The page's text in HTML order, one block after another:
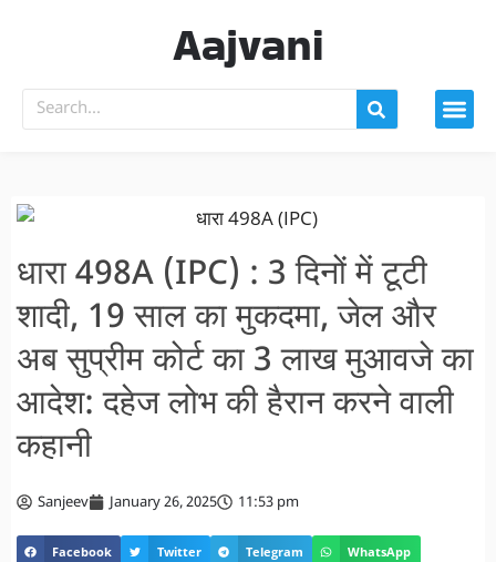
Aajvani
धारा 498A (IPC) : 3 दिनों में टूटी
शादी, 19 साल का मुकदमा, जेल और
अब सुप्रीम कोर्ट का 3 लाख मुआवजे का
आदेश: दहेज लोभ की हैरान करने वाली
कहानी
Sanjeev January 26, 2025 11:53 pm
Facebook Twitter Telegram WhatsApp